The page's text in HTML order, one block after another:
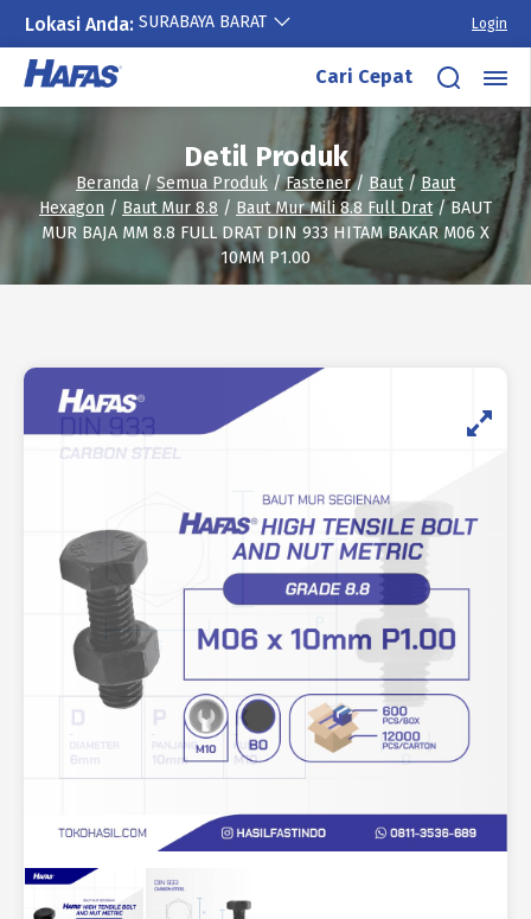
Lokasi Anda: SURABAYA BARAT Login
Lewati
konten
Cari Cepat
Detil Produk
Beranda/ Semua Produk /Fastener/ Baut/ Baut
Hexagon / Baut Mur 8.8 / Baut Mur Mili 8.8 Full Drat/ BAUT
MUR BAJA MM 8.8 FULL DRAT DIN 933 HITAM BAKAR M06 X
10MM P1.00